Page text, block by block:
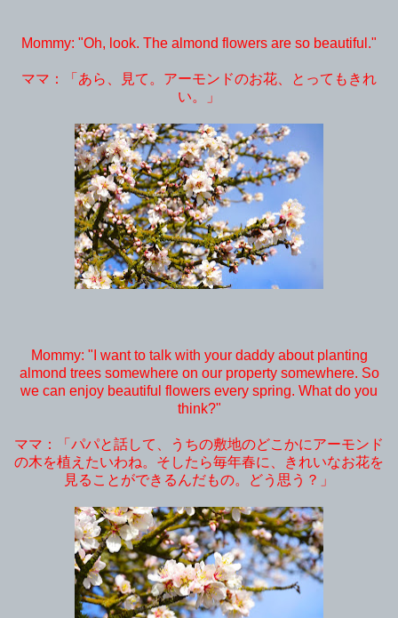
Mommy: "Oh, look. The almond flowers are so beautiful."
ママ：「あら、見て。アーモンドのお花、とってもきれ
い。」
Mommy: "I want to talk with your daddy about planting
almond trees somewhere on our property somewhere. So
we can enjoy beautiful flowers every spring. What do you
think?"
ママ：「パパと話して、うちの敷地のどこかにアーモンド
の木を植えたいわね。そしたら毎年春に、きれいなお花を
見ることができるんだもの。どう思う？」